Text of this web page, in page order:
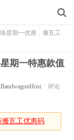
星期一优惠，搬瓦工
期一特惠款值
BandwagonHost
评论
搬瓦工优惠码